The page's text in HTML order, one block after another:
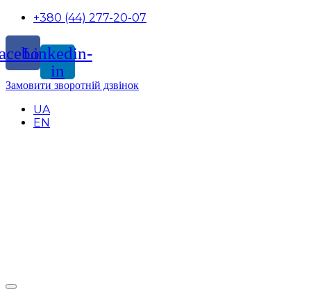
+380 (44) 277-20-07
Linkedin-
in
Замовити зворотній дзвінок
UA
EN